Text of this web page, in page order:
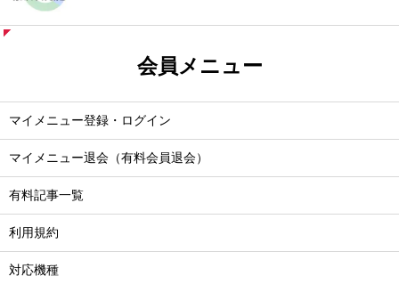
会員メニュー
マイメニュー登録・ログイン
マイメニュー退会（有料会員退会）
有料記事一覧
利用規約
対応機種